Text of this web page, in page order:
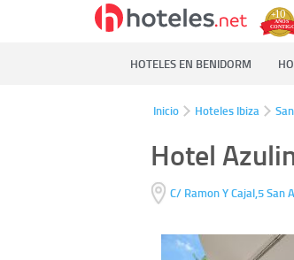
HOTELES EN BENIDORM
Inicio Hoteles Ibiza
Hotel
C/ Ramon Y Cajal,5San